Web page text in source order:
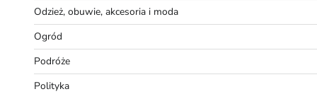
Odzież, obuwie, akcesoria i moda
Ogród
Podróże
Polityka